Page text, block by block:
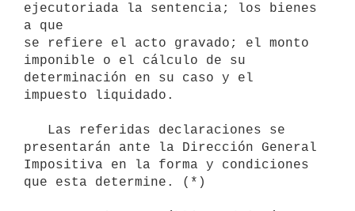
ejecutoriada la sentencia; los bienes
a que
se refiere el acto gravado; el monto
imponible o el cálculo de su
determinación en su caso y el
impuesto liquidado.
presentarán ante la Dirección General
Impositiva en la forma y condiciones
que esta determine. (*)